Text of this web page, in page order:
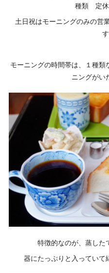
種類 定休
土日祝はモーニングのみの営
す
モーニングの時間帯は、１種
ニングがい
特徴的なのが、蒸した
器にたっぷりと入っていて